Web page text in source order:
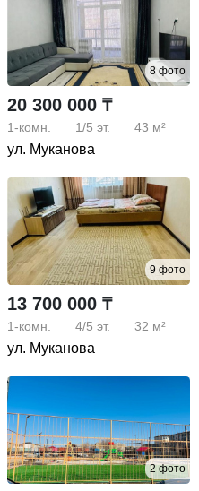
8 фото
20 300 000 ₸
1-комн. 1/5 эт. 43 м²
ул. Муканова
9 фото
13 700 000 ₸
1-комн. 4/5 эт. 32 м²
ул. Муканова
2 фото